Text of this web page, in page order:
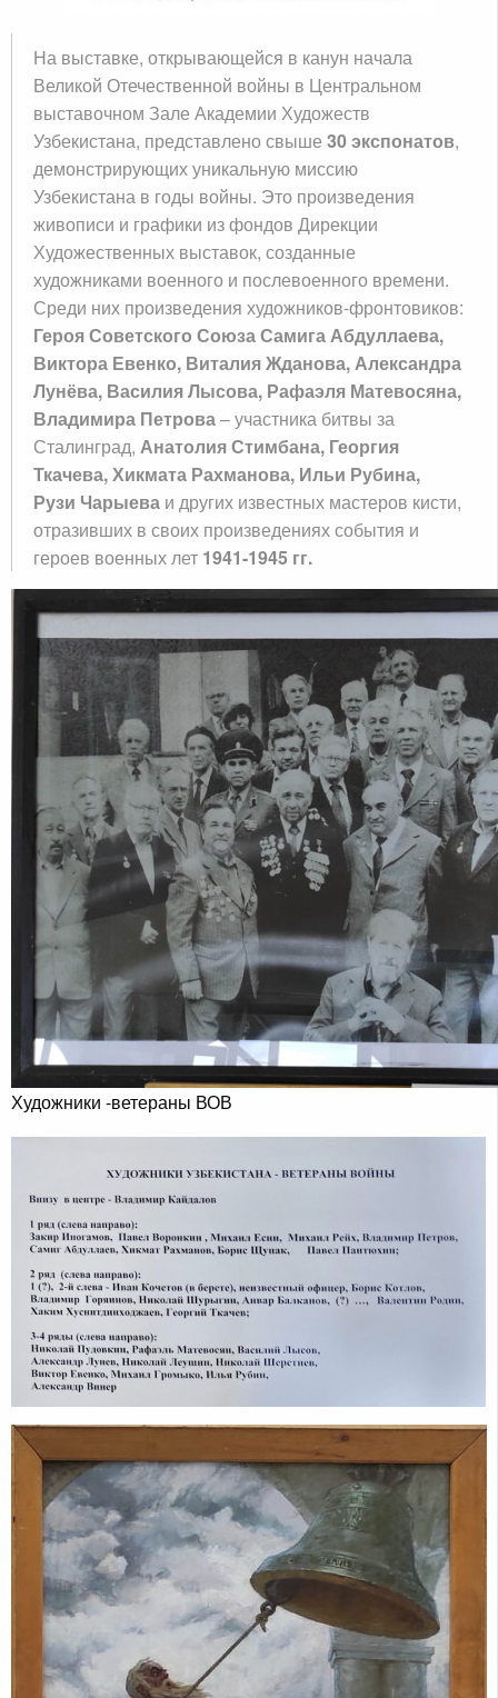
На выставке, открывающейся в канун начала
Великой Отечественной войны в Центральном
выставочном Зале Академии Художеств
Узбекистана, представлено свыше 30 экспонатов,
демонстрирующих уникальную миссию
Узбекистана в годы войны. Это произведения
живописи и графики из фондов Дирекции
Художественных выставок, созданные
художниками военного и послевоенного времени.
Среди них произведения художников-фронтовиков:
Героя Советского Союза Самига Абдуллаева,
Виктора Евенко, Виталия Жданова, Александра
Лунёва, Василия Лысова, Рафаэля Матевосяна,
Владимира Петрова– участника битвы за
Сталинград, Анатолия Стимбана, Георгия
Ткачева, Хикмата Рахманова, Ильи Рубина,
Рузи Чарыева и других известных мастеров кисти,
отразивших в своих произведениях события и
героев военных лет 1941-1945 гг.
Художники -ветераны ВОВ